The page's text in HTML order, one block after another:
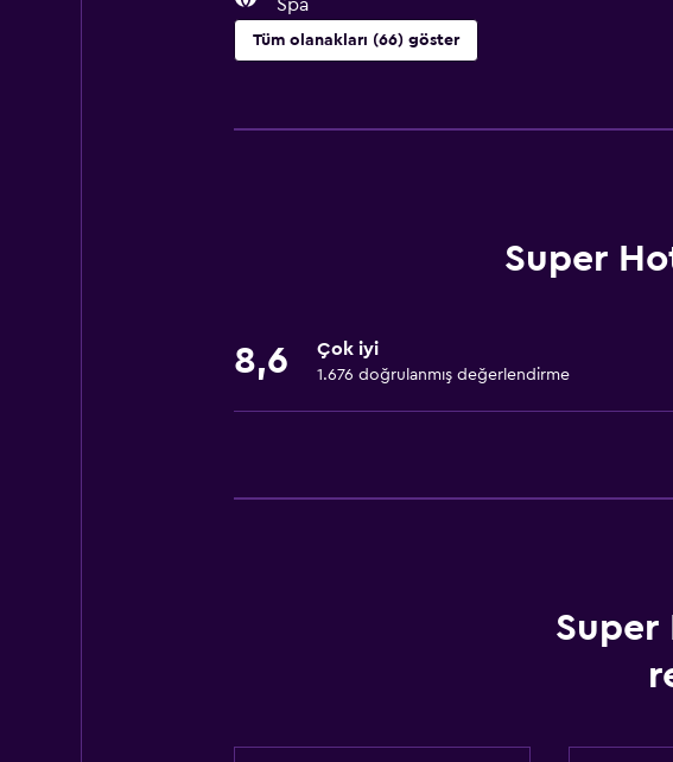
Spa
Tüm olanakları (66) göster
Ücretsiz WiFi
Ücretsiz tuvalet malzemeleri
Super
8,6 Çok iyi
1.676 doğrulanmış değerlendirme
Super